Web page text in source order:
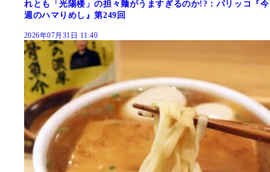
れとも「光陽楼」の担々麺がうますぎるのか!?：パリッコ『今
週のハマりめし』第249回
2026年07月31日 11:40